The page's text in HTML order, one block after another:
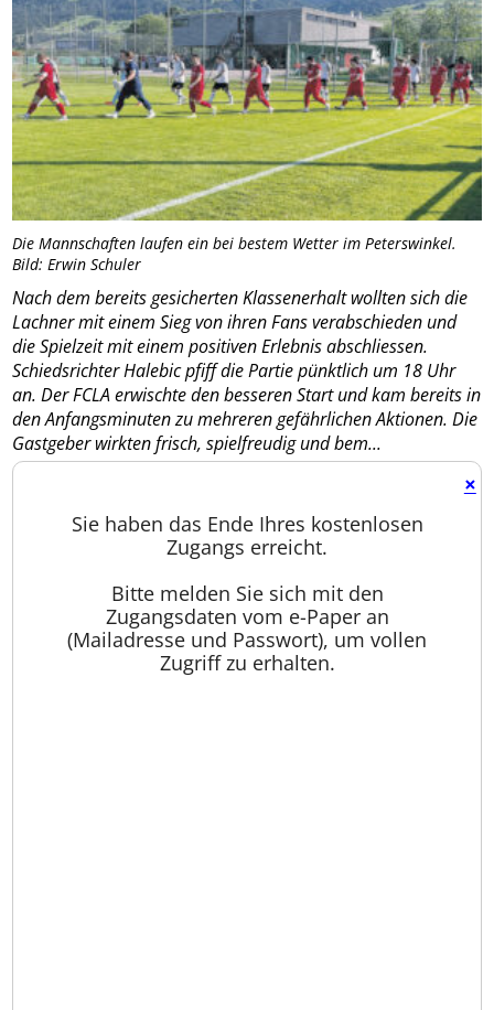
Die Mannschaften laufen ein bei bestem Wetter im Peterswinkel.
Bild: Erwin Schuler
Nach dem bereits gesicherten Klassenerhalt wollten sich die
Lachner mit einem Sieg von ihren Fans verabschieden und
die Spielzeit mit einem positiven Erlebnis abschliessen.
Schiedsrichter Halebic pfiff die Partie pünktlich um 18 Uhr
an. Der FCLA erwischte den besseren Start und kam bereits in
den Anfangsminuten zu mehreren gefährlichen Aktionen. Die
Gastgeber wirkten frisch, spielfreudig und bem...
×
Sie haben das Ende Ihres kostenlosen
Zugangs erreicht.
Bitte melden Sie sich mit den
Zugangsdaten vom e-Paper an
(Mailadresse und Passwort), um vollen
Zugriff zu erhalten.